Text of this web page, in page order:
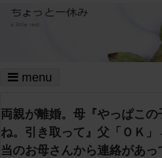
menu
両親が離婚。母『やっぱこ
ね。引き取って』父「ＯＫ
当のお母さんから連絡があ